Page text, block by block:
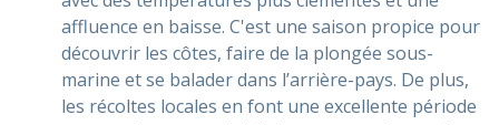
affluence en baisse. C'est une saison propice pour
découvrir les côtes, faire de la plongée sous-
marine et se balader dans l’arrière-pays. De plus,
les récoltes locales en font une excellente période